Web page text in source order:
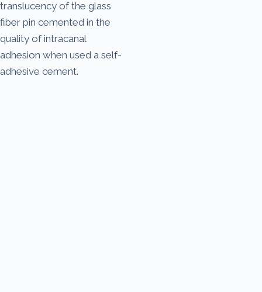
translucency of the glass
fiber pin cemented in the
quality of intracanal
adhesion when used a self-
adhesive cement.